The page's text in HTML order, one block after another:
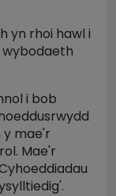
yn rhoi hawl i
i bob
y mae'r
Mae'r